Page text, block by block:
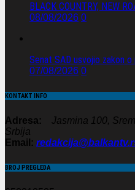
BLACK COUNTRY, NEW
08/08/2026 0
Senat SAD usvojio zakon
07/08/2026 0
KONTAKT INFO
Adresa:
Jasmina 100,
Srbija
Email:
BROJ PREGLEDA